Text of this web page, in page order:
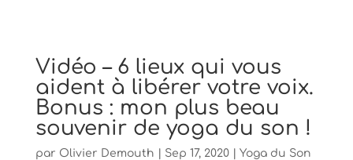
Vidéo – 6 lieux qui vous
aident à libérer votre voix.
Bonus : mon plus beau
souvenir de yoga du son !
par Olivier Demouth Sep 17, 2020| Yoga du Son